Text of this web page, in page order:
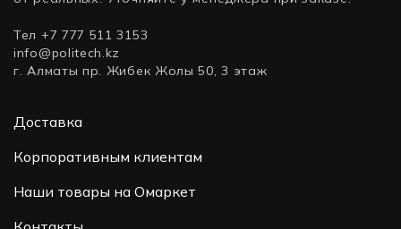
Тел +7 777 511 3153
info@politech.kz
г. Алматы пр. Жибек Жолы 50, 3 этаж
Доставка
Корпоративным клиентам
Наши товары на Омаркет